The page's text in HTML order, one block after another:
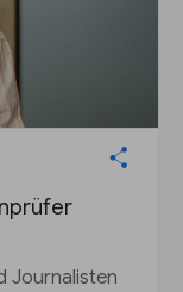
Journalisten